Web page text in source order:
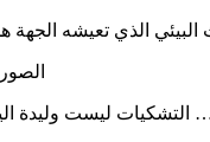
دورية نلاحظ نفوق الاسماك بشواطئ سيدي منصور وبتغيير للون الماء ولتواجد مواد لزجة تقطع الاكسيجين عن الماء …